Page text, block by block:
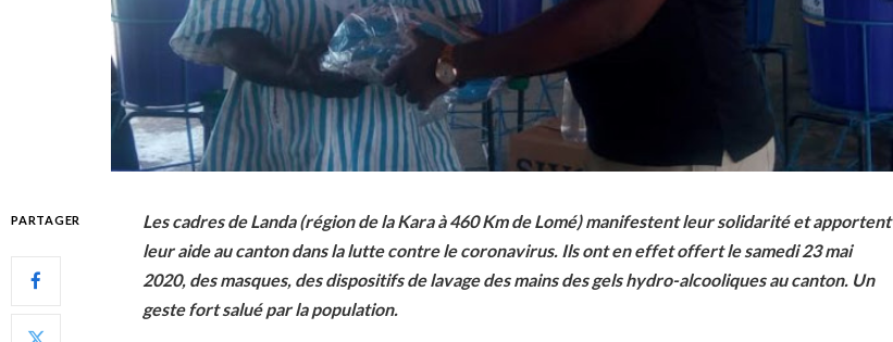
PARTAGER
Les cadres de Landa (région de la Kara à 460 Km de Lomé) manifestent leur solidarité et apportent
leur aide au canton dans la lutte contre le coronavirus. Ils ont en effet offert le samedi 23 mai
2020, des masques, des dispositifs de lavage des mains des gels hydro-alcooliques au canton. Un
geste fort salué par la population.